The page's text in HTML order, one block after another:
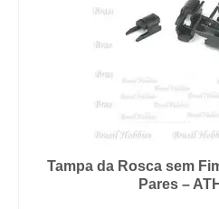
Tampa da Rosca sem
Pares –